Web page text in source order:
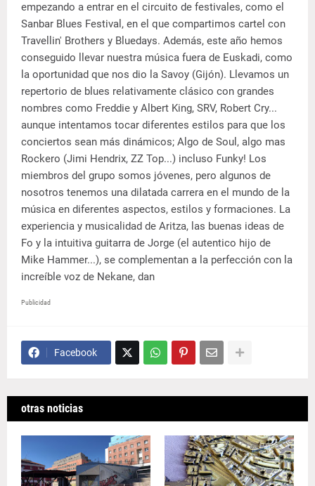
empezando a entrar en el circuito de festivales, como el
Sanbar Blues Festival, en el que compartimos cartel con
Travellin' Brothers y Bluedays. Además, este año hemos
conseguido llevar nuestra música fuera de Euskadi, como
la oportunidad que nos dio la Savoy (Gijón). Llevamos un
repertorio de blues relativamente clásico con grandes
nombres como Freddie y Albert King, SRV, Robert Cry...
aunque intentamos tocar diferentes estilos para que los
conciertos sean más dinámicos; Algo de Soul, algo mas
Rockero (Jimi Hendrix, ZZ Top...) incluso Funky! Los
miembros del grupo somos jóvenes, pero algunos de
nosotros tenemos una dilatada carrera en el mundo de la
música en diferentes aspectos, estilos y formaciones. La
experiencia y musicalidad de Aritza, las buenas ideas de
Fo y la intuitiva guitarra de Jorge (el autentico hijo de
Mike Hammer...), se complementan a la perfección con la
increíble voz de Nekane, dan
Publicidad
Facebook
otras noticias